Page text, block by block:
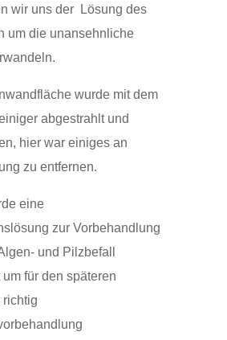
wir uns der Lösung des
um die unansehnliche
wurde mit dem
abgestrahlt und
hier war einiges an
zu entfernen.
eine
zur Vorbehandlung
und Pilzbefall
für den späteren
richtig